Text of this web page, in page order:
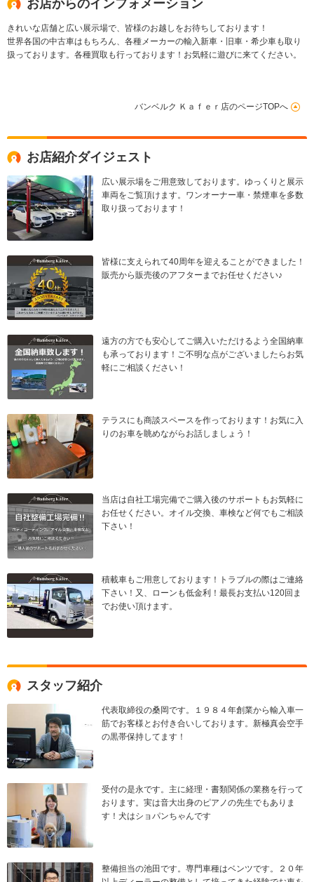
お店からのインフォメーション
きれいな店舗と広い展示場で、皆様のお越しをお待ちしております！
世界各国の中古車はもちろん、各種メーカーの輸入新車・旧車・希少車も取り
扱っております。各種買取も行っております！お気軽に遊びに来てください。
バンベルク Ｋａｆｅｒ店のページTOPへ
お店紹介ダイジェスト
広い展示場をご用意致しております。ゆっくりと展示
車両をご覧頂けます。ワンオーナー車・禁煙車を多数
取り扱っております！
皆様に支えられて40周年を迎えることができました！
販売から販売後のアフターまでお任せください♪
遠方の方でも安心してご購入いただけるよう全国納車
も承っております！ご不明な点がございましたらお気
軽にご相談ください！
テラスにも商談スペースを作っております！お気に入
りのお車を眺めながらお話しましょう！
当店は自社工場完備でご購入後のサポートもお気軽に
お任せください。オイル交換、車検など何でもご相談
下さい！
積載車もご用意しております！トラブルの際はご連絡
下さい！又、ローンも低金利！最長お支払い120回ま
でお使い頂けます。
スタッフ紹介
代表取締役の桑岡です。１９８４年創業から輸入車一
筋でお客様とお付き合いしております。新極真会空手
の黒帯保持してます！
受付の是永です。主に経理・書類関係の業務を行って
おります。実は音大出身のピアノの先生でもありま
す！犬はショパンちゃんです
整備担当の池田です。専門車種はベンツです。２０年